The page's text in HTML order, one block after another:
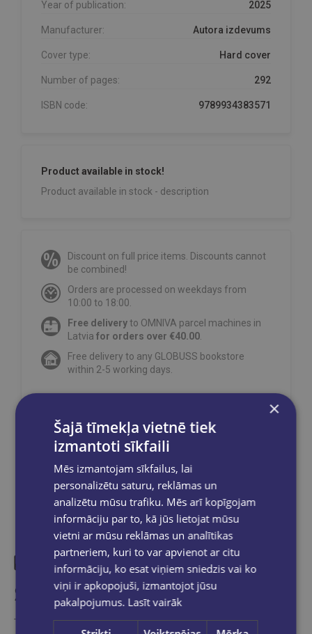
Year of publication: 2025
Manufacturer: Autora izdevums
Cover type: Hard cover
Number of pages: 292
ISBN code: 9789934383571
Product available in stock!
Product available in stock - description
Discount on full price items. Discounts cannot
be combined!
Orders are processed on weekdays from
10:00 to 18:00.
Free deliveryto OMNIVA parcel machines in
Latvia for orders over €40.00
Free delivery to any GLOBUSS bookstore
within 2-5 working days.
Share on social networks:
Similar products
Take a look
×
Šajā tīmekļa vietnē tiek
izmantoti sīkfaili
Mēs izmantojam sīkfailus, lai
personalizētu saturu, reklāmas un
analizētu mūsu trafiku. Mēs arī kopīgojam
informāciju par to, kā jūs lietojat mūsu
vietni ar mūsu reklāmas un analītikas
partneriem, kuri to var apvienot ar citu
informāciju, ko esat viņiem sniedzis vai ko
viņi ir apkopojuši, izmantojot jūsu
pakalpojumus. Lasīt vairāk